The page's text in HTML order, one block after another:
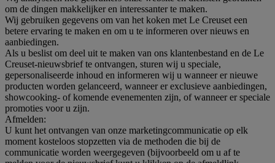
om de dingen makkelijker en interessanter te maken.
Wij gebruiken gegevens om van het koken met Le Creuset een
betere ervaring te maken en om u te informeren over nieuws en
aanbiedingen.
Als u beslist om deel uit te maken van ons klantenbestand en de Le
Creuset-nieuwsbrief te ontvangen, sturen wij u speciale,
gepersonaliseerde inhoud en informeren wij u wanneer er nieuwe
producten worden gelanceerd, wanneer er exclusieve aanbiedingen,
showcooking- of komende evenementen zijn, of wanneer er speciale
promoties voor u zijn.
Afmelden:
U kunt het ontvangen van onze marketingcommunicatie op elk
moment kosteloos stopzetten via de methoden die bij de
communicatie worden weergegeven (bijvoorbeeld om u af te